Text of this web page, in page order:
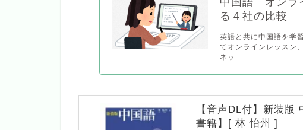
る４社の比較
英語と共に中国語を学
てオンラインレッスン
ネッ...
【音声DL付】新装
書籍】[ 林 怡州 ]